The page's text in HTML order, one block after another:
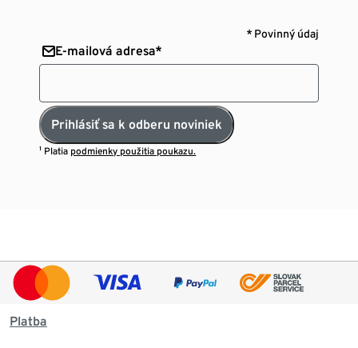
* Povinný údaj
E-mailová adresa*
Prihlásiť sa k odberu noviniek
¹ Platia podmienky použitia poukazu.
Platba